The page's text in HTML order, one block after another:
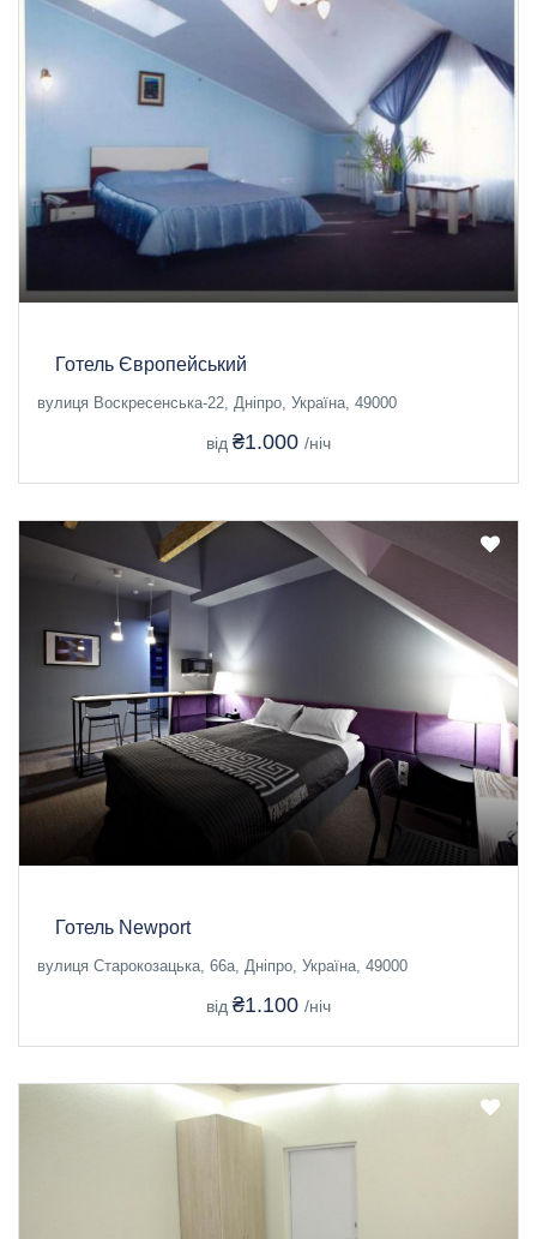
Готель Європейський
вулиця Воскресенська-22, Дніпро, Україна, 49000
від ₴1.000 /ніч
Готель Newport
вулиця Старокозацька, 66а, Дніпро, Україна, 49000
від ₴1.100 /ніч